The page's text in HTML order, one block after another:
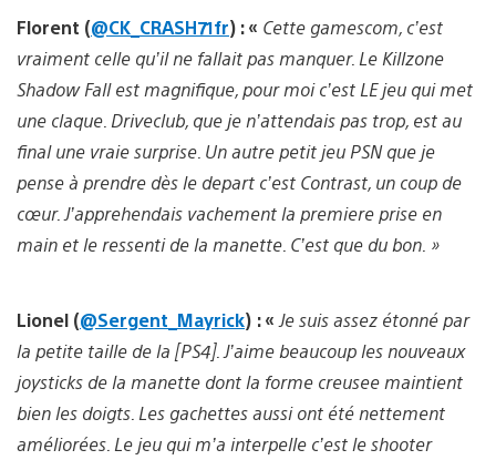
Florent (@CK_CRASH71fr) : « Cette gamescom, c’est
vraiment celle qu’il ne fallait pas manquer. Le Killzone
Shadow Fall est magnifique, pour moi c’est LE jeu qui met
une claque. Driveclub, que je n’attendais pas trop, est au
final une vraie surprise. Un autre petit jeu PSN que je
pense à prendre dès le depart c’est Contrast, un coup de
cœur. J’apprehendais vachement la premiere prise en
main et le ressenti de la manette. C’est que du bon. »
Lionel (@Sergent_Mayrick) : « Je suis assez étonné par
la petite taille de la [PS4]. J’aime beaucoup les nouveaux
joysticks de la manette dont la forme creusee maintient
bien les doigts. Les gachettes aussi ont été nettement
améliorées. Le jeu qui m’a interpelle c’est le shooter